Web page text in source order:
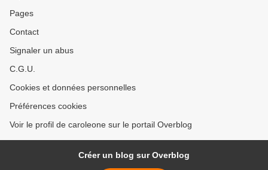
Pages
Contact
Signaler un abus
C.G.U.
Cookies et données personnelles
Préférences cookies
Voir le profil de caroleone sur le portail Overblog
Créer un blog sur Overblog